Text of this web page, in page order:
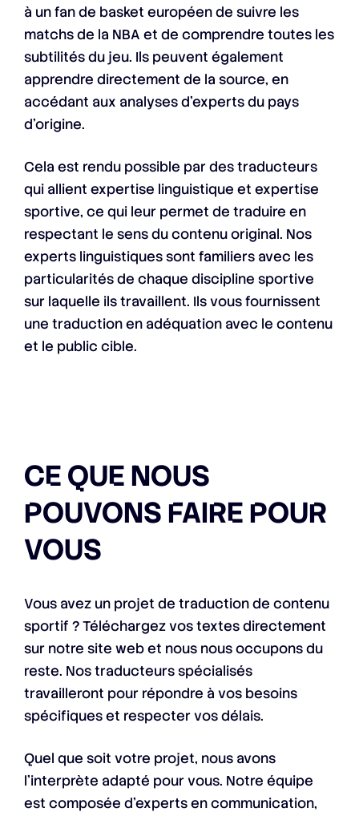
à un fan de basket européen de suivre les
matchs de la NBA et de comprendre toutes les
subtilités du jeu. Ils peuvent également
apprendre directement de la source, en
accédant aux analyses d’experts du pays
d’origine.
Cela est rendu possible par des traducteurs
qui allient expertise linguistique et expertise
sportive, ce qui leur permet de traduire en
respectant le sens du contenu original. Nos
experts linguistiques sont familiers avec les
particularités de chaque discipline sportive
sur laquelle ils travaillent. Ils vous fournissent
une traduction en adéquation avec le contenu
et le public cible.
CE QUE NOUS
POUVONS FAIRE POUR
VOUS
Vous avez un projet de traduction de contenu
sportif ? Téléchargez vos textes directement
sur notre site web et nous nous occupons du
reste. Nos traducteurs spécialisés
travailleront pour répondre à vos besoins
spécifiques et respecter vos délais.
Quel que soit votre projet, nous avons
l’interprète adapté pour vous. Notre équipe
est composée d’experts en communication,